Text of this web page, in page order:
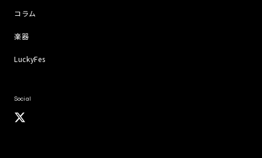
コラム
楽器
LuckyFes
Social